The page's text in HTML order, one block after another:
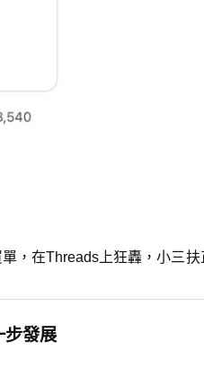
，在Threads上狂轟，小三扶
步發展